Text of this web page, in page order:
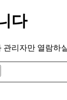
다
관리자만 열람하